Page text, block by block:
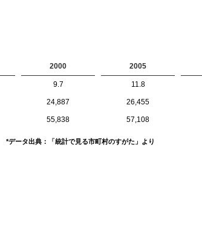
2000 2005
9.7 11.8
24,887 26,455
55,838 57,108
*データ出典：「統計で見る市町村のすがた」より